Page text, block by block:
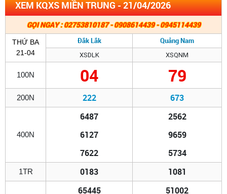
XEM KQXS MIỀN TRUNG - 21/04/2026
GỌI NGAY : 02753810187 - 0908614439 - 0945114439
THỨ BA
21-04
Đắk Lắk Quảng Nam
XSDLK XSQNM
100N 04 79
200N 222 673
400N
6487
6127
7622
2562
9659
5734
1TR 0183
1081
65445
51002